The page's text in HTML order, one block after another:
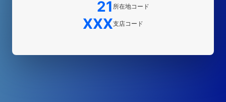
21 所在地コード
XXX支店コード